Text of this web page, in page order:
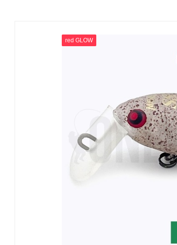
red GLOW